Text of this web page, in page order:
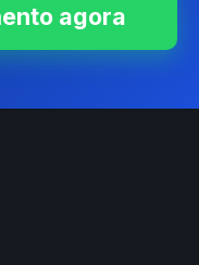
agora